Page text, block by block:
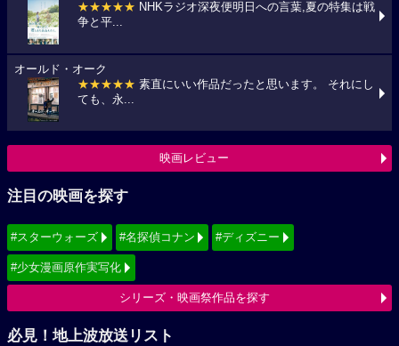
★★★★★ NHKラジオ深夜便明日への言葉,夏の特集は戦
争と平...
オールド・オーク
★★★★★ 素直にいい作品だったと思います。 それにし
ても、永...
映画レビュー
注目の映画を探す
#スターウォーズ #名探偵コナン #ディズニー
#少女漫画原作実写化
シリーズ・映画祭作品を探す
必見！地上波放送リスト